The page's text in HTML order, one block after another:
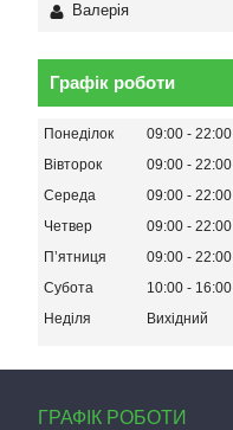
Валерія
Графік роботи
Понеділок 09:00
22:00
Вівторок
09:00
22:00
Середа
09:00
22:00
Четвер
09:00
22:00
Пʼятниця
09:00
22:00
Субота
10:00
16:00
Неділя
Вихідний
ГРАФІК РОБОТИ